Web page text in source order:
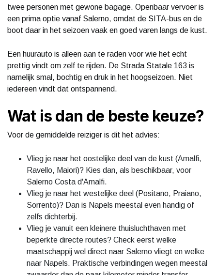
twee personen met gewone bagage. Openbaar vervoer is
een prima optie vanaf Salerno, omdat de SITA-bus en de
boot daar in het seizoen vaak en goed varen langs de kust.
Een huurauto is alleen aan te raden voor wie het echt
prettig vindt om zelf te rijden. De Strada Statale 163 is
namelijk smal, bochtig en druk in het hoogseizoen. Niet
iedereen vindt dat ontspannend.
Wat is dan de beste keuze?
Voor de gemiddelde reiziger is dit het advies:
Vlieg je naar het oostelijke deel van de kust (Amalfi,
Ravello, Maiori)? Kies dan, als beschikbaar, voor
Salerno Costa d'Amalfi.
Vlieg je naar het westelijke deel (Positano, Praiano,
Sorrento)? Dan is Napels meestal even handig of
zelfs dichterbij.
Vlieg je vanuit een kleinere thuisluchthaven met
beperkte directe routes? Check eerst welke
maatschappij wel direct naar Salerno vliegt en welke
naar Napels. Praktische verbindingen wegen meestal